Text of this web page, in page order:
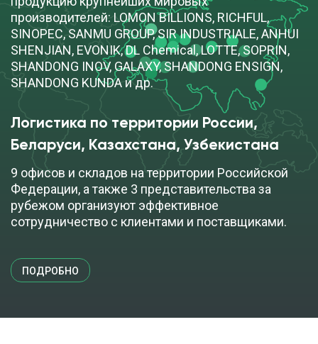
Ацесульфам калия
кор (25 кг) cкачать TDS
ДОБАВИТЬ В ЗАЯВКУ
Ацетат натрия ангидрид
мешок (25 кг) cкачать TDS
ПОД ЗАКАЗ
Ацетат натрия ангидрид JIANGSU KOLOD
cкачать TDS
производителей: LOMON BILLIONS, RICHFUL,
SINOPEC, SANMU GROUP, SIR INDUSTRIALE, ANHUI
SHENJIAN, EVONIK, DL Chemical, LOTTE, SOPRIN,
SHANDONG INOV, GALAXY, SHANDONG ENSIGN,
SHANDONG KUNDA и др.
Логистика по территории России,
Беларуси, Казахстана, Узбекистана
9 офисов и складов на территории Российской
Федерации, а также 3 представительства за
рубежом организуют эффективное
сотрудничество с клиентами и поставщиками.
ПОДРОБНО